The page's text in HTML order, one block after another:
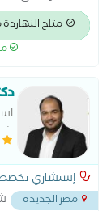
امراض ضغط الدم ,
البطن والحوض ,
متاح النهاردة من
إستشاري
مصر الجديدة